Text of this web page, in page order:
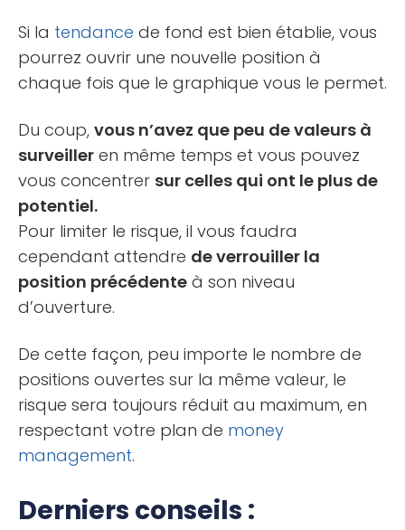
Si la tendance de fond est bien établie, vous
pourrez ouvrir une nouvelle position à
chaque fois que le graphique vous le permet.
Du coup, vous n’avez que peu de valeurs à
surveiller en même temps et vous pouvez
vous concentrer sur celles qui ont le plus de
potentiel.
Pour limiter le risque, il vous faudra
cependant attendre de verrouiller la
position précédente à son niveau
d’ouverture.
De cette façon, peu importe le nombre de
positions ouvertes sur la même valeur, le
risque sera toujours réduit au maximum, en
respectant votre plan de money
management.
Derniers conseils :